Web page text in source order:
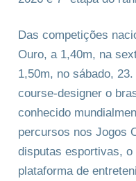
Das competições
Ouro, a 1,40m, na
1,50m, no sábado,
course-designer o
conhecido
percursos nos Jogos
disputas esportivas,
plataforma de